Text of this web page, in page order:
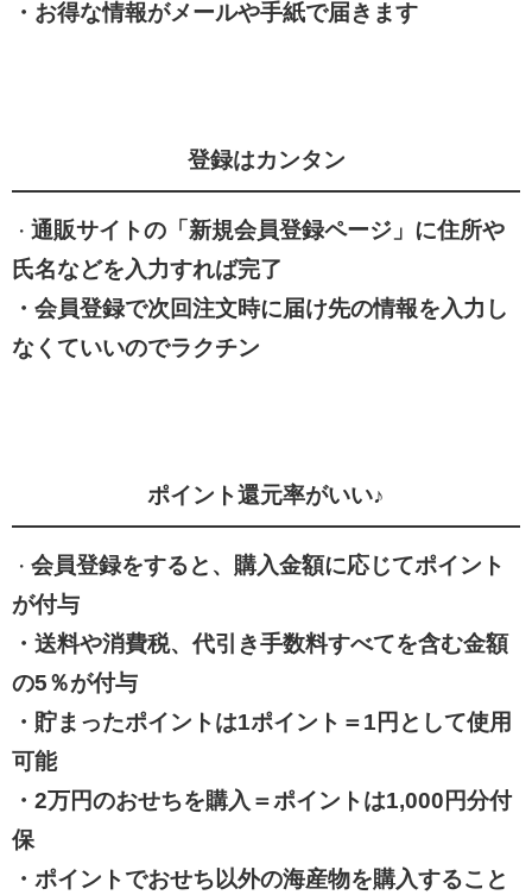
・お得な情報がメールや手紙で届きます
登録はカンタン
・ 通販サイトの「新規会員登録ページ」に住所や
氏名などを入力すれば完了
・会員登録で次回注文時に届け先の情報を入力し
なくていいのでラクチン
ポイント還元率がいい♪
・ 会員登録をすると、購入金額に応じてポイント
が付与
・送料や消費税、代引き手数料すべてを含む金額
の5％が付与
・ 貯まったポイントは1ポイント＝1円として使用
可能
・2万円のおせちを購入＝ポイントは1,000円分付
保
・ポイントでおせち以外の海産物を購入すること